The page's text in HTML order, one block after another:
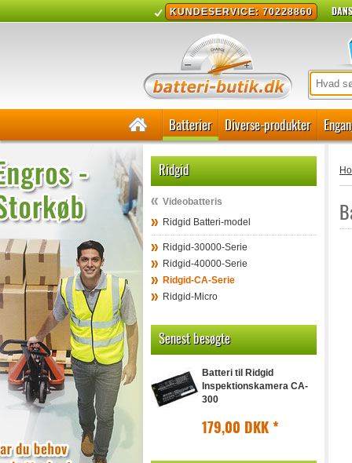
KUNDESERVICE: 70228860
Batterier Diverse-produkter
Ridgid
Videobatteris
Ridgid Batteri-model
Ridgid-30000-Serie
Ridgid-40000-Serie
Ridgid-CA-Serie
Ridgid-Micro
Senest besøgte
Batteri til Ridgid
Inspektionskamera CA-
300
179,00 DKK*